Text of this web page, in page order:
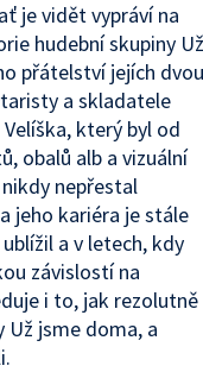
je vidět vypráví na
hudební skupiny Už
přátelství jejích dvou
a skladatele
který byl od
obalů alb a vizuální
nepřestal
jeho kariéra je stále
a v letech, kdy
závislostí na
i to, jak rezolutně
Už jsme doma, a